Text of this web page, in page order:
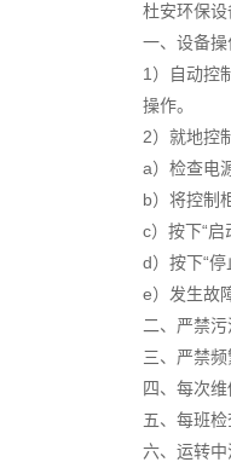
杜安环保
一、设备操
1）自动控
操作。
2）就地控
a）检查电
b）将控制
c）按下“
d）按下“
e）发生故
二、严禁
三、严禁
四、每次
五、每班
六、运转